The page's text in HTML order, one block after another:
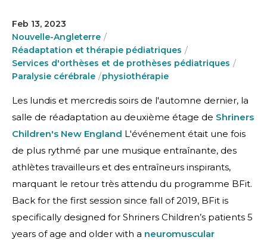
Feb 13, 2023
Nouvelle-Angleterre
Réadaptation et thérapie pédiatriques
Services d'orthèses et de prothèses pédiatriques
Paralysie cérébrale
physiothérapie
Les lundis et mercredis soirs de l'automne dernier, la
salle de réadaptation au deuxième étage de Shriners
Children's New England L'événement était une fois
de plus rythmé par une musique entraînante, des
athlètes travailleurs et des entraîneurs inspirants,
marquant le retour très attendu du programme BFit.
Back for the first session since fall of 2019, BFit is
specifically designed for Shriners Children’s patients 5
years of age and older with a neuromuscular